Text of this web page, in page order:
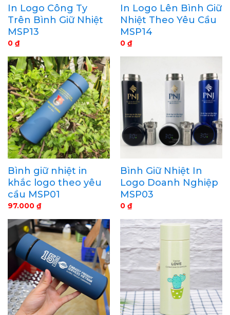
In Logo Công Ty
Trên Bình Giữ Nhiệt
MSP13
0 ₫
In Logo Lên Bình Giữ
Nhiệt Theo Yêu Cầu
MSP14
0 ₫
Bình giữ nhiệt in
khắc logo theo yêu
cầu MSP01
97.000 ₫
Bình Giữ Nhiệt In
Logo Doanh Nghiệp
MSP03
0 ₫